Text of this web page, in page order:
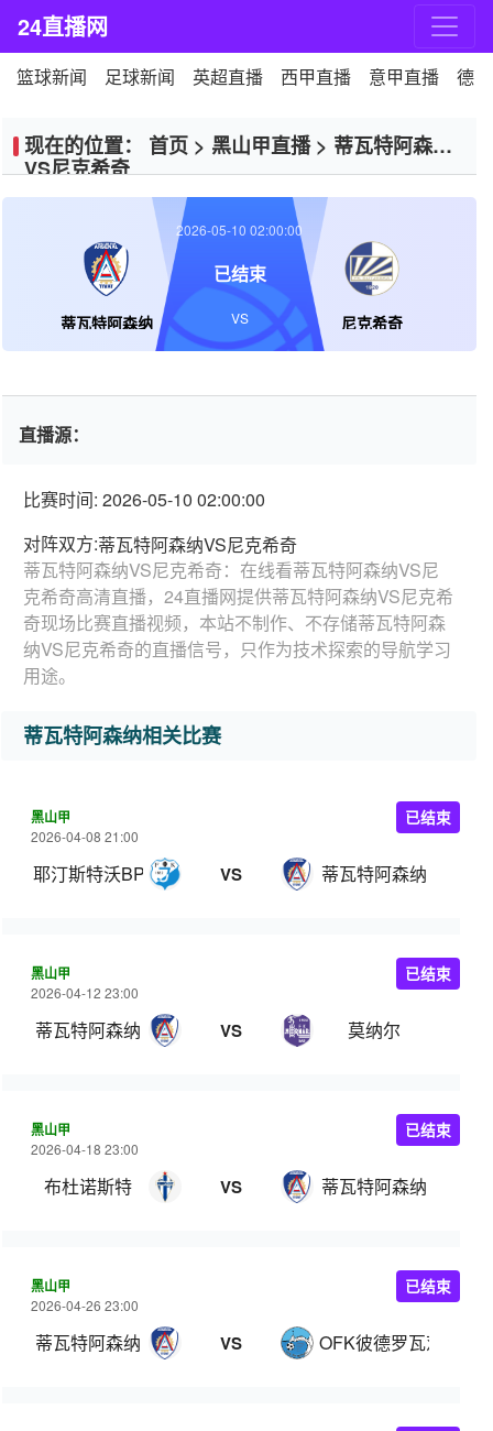
24直播网
篮球新闻 足球新闻 英超直播 西甲直播 意甲直播 德
现在的位置： 首页 > 黑山甲直播> 蒂瓦特阿森纳
VS尼克希奇
蒂瓦特阿森纳 尼克希奇
2026-05-10 02:00:00
已结束
VS
直播源：
比赛时间: 2026-05-10 02:00:00
对阵双方:蒂瓦特阿森纳VS尼克希奇
蒂瓦特阿森纳VS尼克希奇：在线看蒂瓦特阿森纳VS尼
克希奇高清直播，24直播网提供蒂瓦特阿森纳VS尼克希
奇现场比赛直播视频，本站不制作、不存储蒂瓦特阿森
纳VS尼克希奇的直播信号，只作为技术探索的导航学习
用途。
蒂瓦特阿森纳相关比赛
黑山甲
2026-04-08 21:00
耶汀斯特沃BP VS 蒂瓦特阿森纳
已结束
黑山甲
2026-04-12 23:00
蒂瓦特阿森纳 VS 莫纳尔
已结束
黑山甲
2026-04-18 23:00
布杜诺斯特 VS 蒂瓦特阿森纳
已结束
黑山甲
2026-04-26 23:00
蒂瓦特阿森纳 VS OFK彼德罗瓦茨
已结束